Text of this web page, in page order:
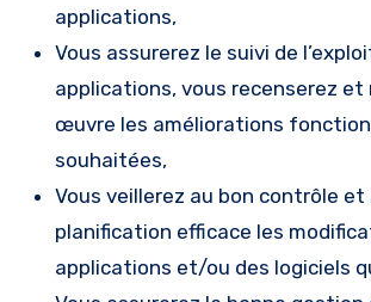
applications,
Vous assurerez le suivi de
applications, vous recenserez
œuvre les améliorations
souhaitées,
Vous veillerez au bon contrôle et
planification efficace les
applications et/ou des logiciels